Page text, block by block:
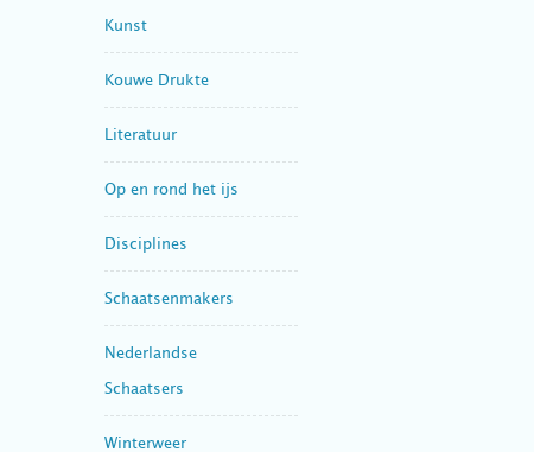
Kunst
Kouwe Drukte
Literatuur
Op en rond het ijs
Disciplines
Schaatsenmakers
Nederlandse
Schaatsers
Winterweer